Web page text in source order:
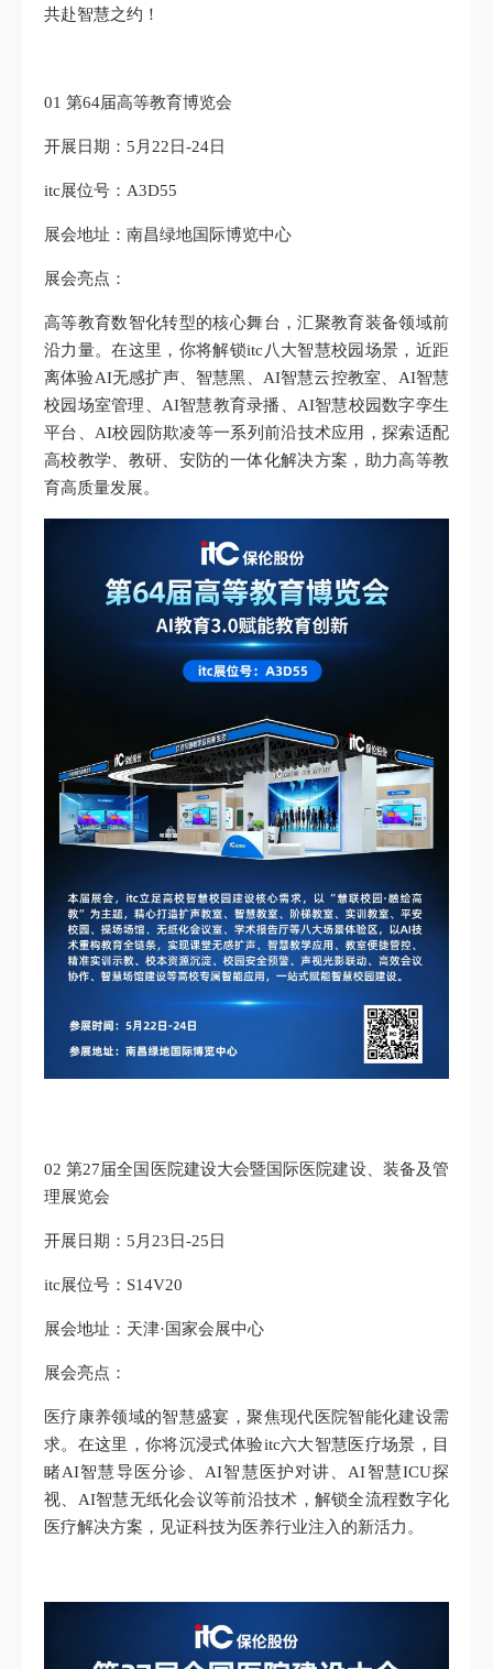
共赴智慧之约！
01 第64届高等教育博览会
开展日期：5月22日-24日
itc展位号：A3D55
展会地址：南昌绿地国际博览中心
展会亮点：
高等教育数智化转型的核心舞台，汇聚教育装备领域前
沿力量。在这里，你将解锁itc八大智慧校园场景，近距
离体验AI无感扩声、智慧黑、AI智慧云控教室、AI智慧
校园场室管理、AI智慧教育录播、AI智慧校园数字孪生
平台、AI校园防欺凌等一系列前沿技术应用，探索适配
高校教学、教研、安防的一体化解决方案，助力高等教
育高质量发展。
02 第27届全国医院建设大会暨国际医院建设、装备及管
理展览会
开展日期：5月23日-25日
itc展位号：S14V20
展会地址：天津·国家会展中心
展会亮点：
医疗康养领域的智慧盛宴，聚焦现代医院智能化建设需
求。在这里，你将沉浸式体验itc六大智慧医疗场景，目
睹AI智慧导医分诊、AI智慧医护对讲、AI智慧ICU探
视、AI智慧无纸化会议等前沿技术，解锁全流程数字化
医疗解决方案，见证科技为医养行业注入的新活力。